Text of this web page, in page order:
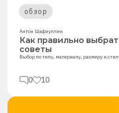
обзор
Антон Шафиуллин
Как правильно
советы
Выбор по типу, материалу, размеру и
0 10